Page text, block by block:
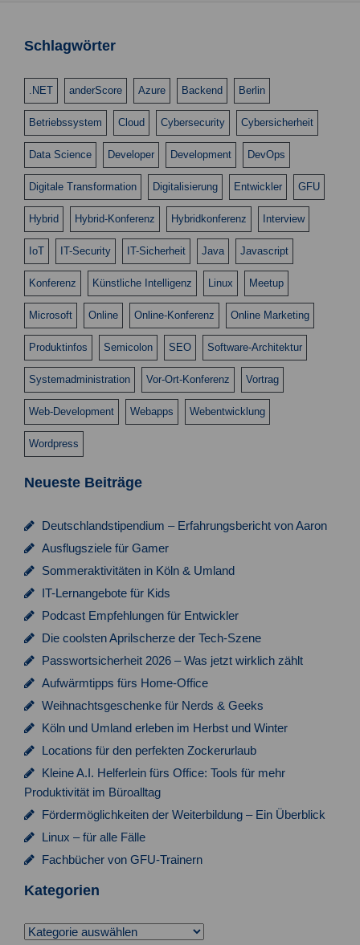
Schlagwörter
.NET anderScore Azure Backend Berlin
Betriebssystem Cloud Cybersecurity Cybersicherheit
Data Science Developer Development DevOps
Digitale Transformation Digitalisierung Entwickler GFU
Hybrid Hybrid-Konferenz Hybridkonferenz Interview
IoT IT-Security IT-Sicherheit Java Javascript
Konferenz Künstliche Intelligenz Linux Meetup
Microsoft Online Online-Konferenz Online Marketing
Produktinfos Semicolon SEO Software-Architektur
Systemadministration Vor-Ort-Konferenz Vortrag
Web-Development Webapps Webentwicklung
Wordpress
Neueste Beiträge
Deutschlandstipendium – Erfahrungsbericht von Aaron
Ausflugsziele für Gamer
Sommeraktivitäten in Köln & Umland
IT-Lernangebote für Kids
Podcast Empfehlungen für Entwickler
Die coolsten Aprilscherze der Tech-Szene
Passwortsicherheit 2026 – Was jetzt wirklich zählt
Aufwärmtipps fürs Home-Office
Weihnachtsgeschenke für Nerds & Geeks
Köln und Umland erleben im Herbst und Winter
Locations für den perfekten Zockerurlaub
Kleine A.I. Helferlein fürs Office: Tools für mehr
Produktivität im Büroalltag
Fördermöglichkeiten der Weiterbildung – Ein Überblick
Linux – für alle Fälle
Fachbücher von GFU-Trainern
Kategorien
Kategorien